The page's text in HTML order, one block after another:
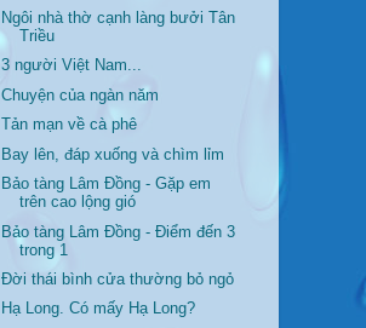
Ngôi nhà thờ cạnh làng bưởi Tân
Triều
3 người Việt Nam...
Chuyện của ngàn năm
Tản mạn về cà phê
Bay lên, đáp xuống và chìm lỉm
Bảo tàng Lâm Đồng - Gặp em
trên cao lộng gió
Bảo tàng Lâm Đồng - Điểm đến 3
trong 1
Đời thái bình cửa thường bỏ ngỏ
Hạ Long. Có mấy Hạ Long?